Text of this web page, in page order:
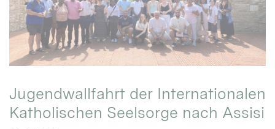
Jugendwallfahrt der Internationalen
Katholischen Seelsorge nach Assisi